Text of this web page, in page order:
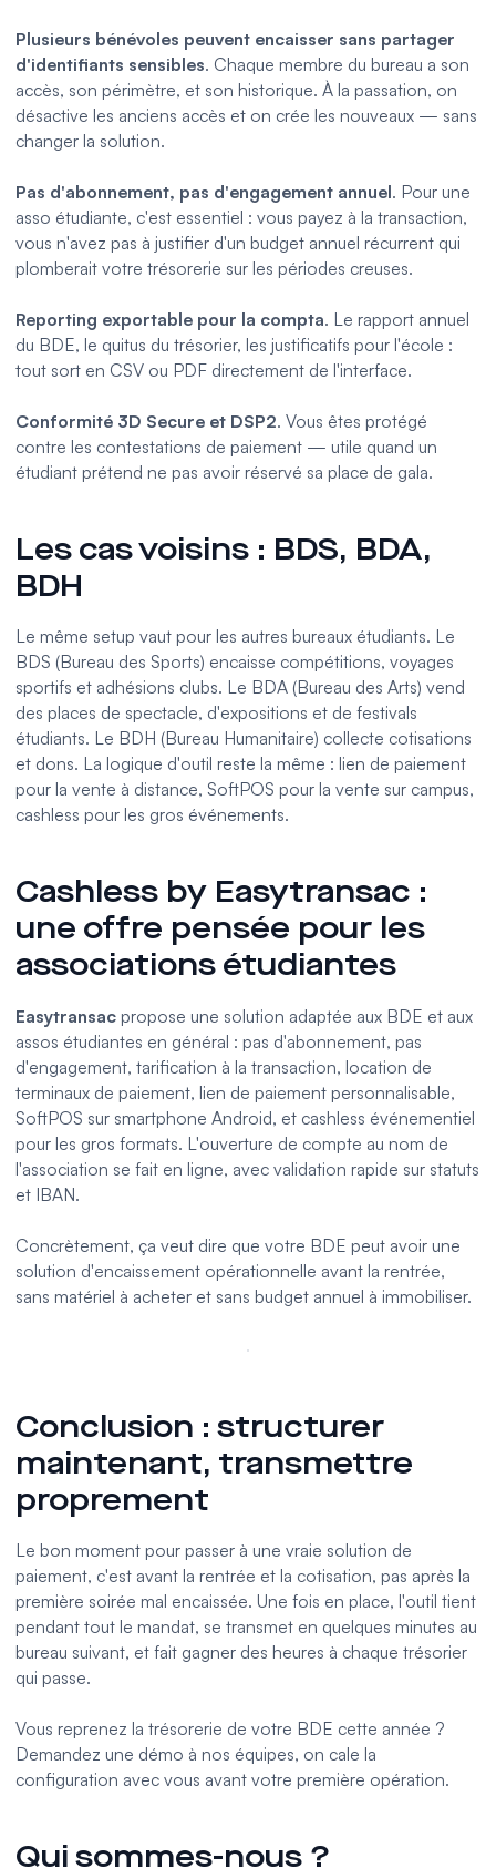
Plusieurs bénévoles peuvent encaisser sans partager
d'identifiants sensibles. Chaque membre du bureau a son
accès, son périmètre, et son historique. À la passation, on
désactive les anciens accès et on crée les nouveaux — sans
changer la solution.
Pas d'abonnement, pas d'engagement annuel. Pour une
asso étudiante, c'est essentiel : vous payez à la transaction,
vous n'avez pas à justifier d'un budget annuel récurrent qui
plomberait votre trésorerie sur les périodes creuses.
Reporting exportable pour la compta. Le rapport annuel
du BDE, le quitus du trésorier, les justificatifs pour l'école :
tout sort en CSV ou PDF directement de l'interface.
Conformité 3D Secure et DSP2. Vous êtes protégé
contre les contestations de paiement — utile quand un
étudiant prétend ne pas avoir réservé sa place de gala.
Les cas voisins : BDS, BDA,
BDH
Le même setup vaut pour les autres bureaux étudiants. Le
BDS (Bureau des Sports) encaisse compétitions, voyages
sportifs et adhésions clubs. Le BDA (Bureau des Arts) vend
des places de spectacle, d'expositions et de festivals
étudiants. Le BDH (Bureau Humanitaire) collecte cotisations
et dons. La logique d'outil reste la même : lien de paiement
pour la vente à distance, SoftPOS pour la vente sur campus,
cashless pour les gros événements.
Cashless by Easytransac :
une offre pensée pour les
associations étudiantes
Easytransac propose une solution adaptée aux BDE et aux
assos étudiantes en général : pas d'abonnement, pas
d'engagement, tarification à la transaction, location de
terminaux de paiement, lien de paiement personnalisable,
SoftPOS sur smartphone Android, et cashless événementiel
pour les gros formats. L'ouverture de compte au nom de
l'association se fait en ligne, avec validation rapide sur statuts
et IBAN.
Concrètement, ça veut dire que votre BDE peut avoir une
solution d'encaissement opérationnelle avant la rentrée,
sans matériel à acheter et sans budget annuel à immobiliser.
Conclusion : structurer
maintenant, transmettre
proprement
Le bon moment pour passer à une vraie solution de
paiement, c'est avant la rentrée et la cotisation, pas après la
première soirée mal encaissée. Une fois en place, l'outil tient
pendant tout le mandat, se transmet en quelques minutes au
bureau suivant, et fait gagner des heures à chaque trésorier
qui passe.
Vous reprenez la trésorerie de votre BDE cette année ?
Demandez une démo à nos équipes, on cale la
configuration avec vous avant votre première opération.
Qui sommes-nous ?